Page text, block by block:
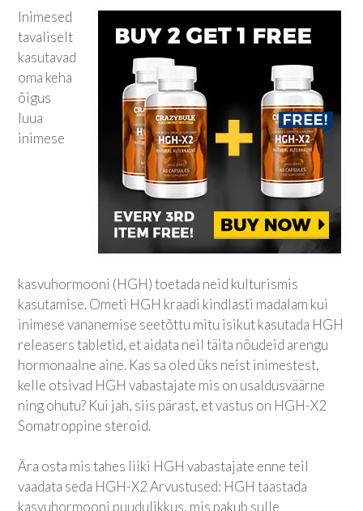
Inimesed
tavaliselt
kasutavad
oma keha
õigus
luua
inimese
kasvuhormooni (HGH) toetada neid kulturismis
kasutamise. Ometi HGH kraadi kindlasti madalam kui
inimese vananemise seetõttu mitu isikut kasutada HGH
releasers tabletid, et aidata neil täita nõudeid arengu
hormonaalne aine. Kas sa oled üks neist inimestest,
kelle otsivad HGH vabastajate mis on usaldusväärne
ning ohutu? Kui jah, siis pärast, et vastus on HGH-X2
Somatroppine steroid.
Ära osta mis tahes liiki HGH vabastajate enne teil
vaadata seda HGH-X2 Arvustused: HGH taastada
kasvuhormooni puudulikkus, mis pakub sulle